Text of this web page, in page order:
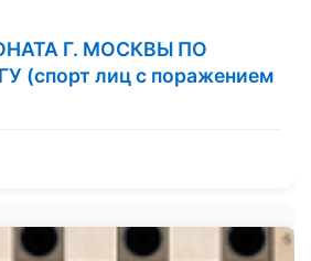
Г. МОСКВЫ ПО
(спорт лиц с поражением